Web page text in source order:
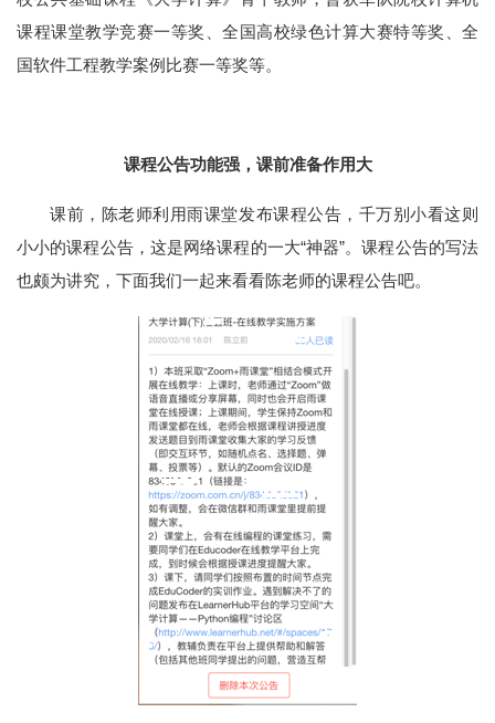
课程课堂教学竞赛一等奖、全国高校绿色计算大赛特等奖、全
国软件工程教学案例比赛一等奖等。
课程公告功能强，课前准备作用大
课前，陈老师利用雨课堂发布课程公告，千万别小看这则
小小的课程公告，这是网络课程的一大“神器”。课程公告的写法
也颇为讲究，下面我们一起来看看陈老师的课程公告吧。